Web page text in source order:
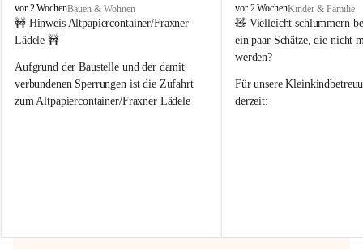
F
r
a
e
r
n
vor 2 WochenBauen & Wohnen
🚧 Hinweis Altpapiercontainer/Fraxner
Lädele 🚧
Aufgrund der Baustelle und der damit
verbundenen Sperrungen ist die Zufahrt
zum Altpapiercontainer/Fraxner Lädele
Hilfsbereitschaft!
F
r
a
x
r
n
vor 2 WochenKinder & Familie
🧸 Vielleicht schlummern
ein paar Schätze, die nicht
werden?
Für unsere
derzeit: